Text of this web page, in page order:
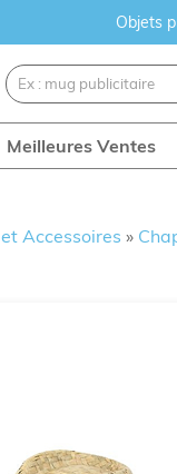
Objets
Meilleures Ventes
Accessoires »